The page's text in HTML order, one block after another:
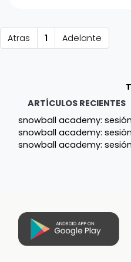
Atras 1 Adelante
ARTÍCULOS RECIENTES
snowball academy:
snowball academy:
snowball academy: sesión